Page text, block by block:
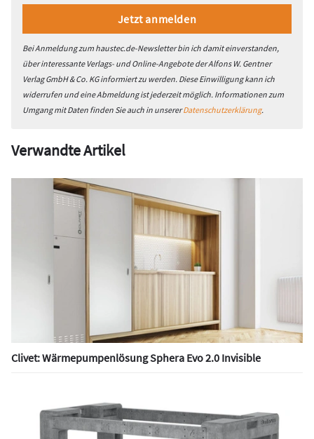
Bei Anmeldung zum haustec.de-Newsletter bin ich damit einverstanden,
über interessante Verlags- und Online-Angebote der Alfons W. Gentner
Verlag GmbH & Co. KG informiert zu werden. Diese Einwilligung kann ich
widerrufen und eine Abmeldung ist jederzeit möglich. Informationen zum
Umgang mit Daten finden Sie auch in unsererDatenschutzerklärung.
Verwandte Artikel
Clivet: Wärmepumpenlösung Sphera Evo 2.0 Invisible